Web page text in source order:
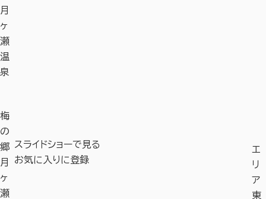
月
ヶ
瀬
温
泉
梅
の
郷
月
ヶ
瀬
スライドショーで見る
お気に入りに登録
エ
リ
ア
東